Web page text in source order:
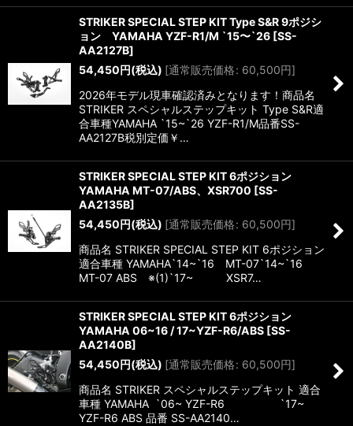
STRIKER SPECIAL STEP KIT Type S&R 9ポジシ
ョン YAMAHA YZF-R1/M `15〜`26 [SS-
AA2127B]
54,450 円(税込) [通常販売価格: 60,500円]
2026年モデル現車確認済みとなります！商品名
STRIKER スペシャルステップキット Type S&R適
合車種YAMAHA `15~`26 YZF-R1/M品番SS-
AA2127B税別定価￥…
STRIKER SPECIAL STEP KIT 6ポジション
YAMAHA MT-07/ABS、XSR700 [SS-
AA2135B]
54,450 円(税込) [通常販売価格: 60,500円]
商品名 STRIKER SPECIAL STEP KIT 6ポジション
適合車種 YAMAHA`14~`16 MT-07`14~`16
MT-07 ABS ※(1)`17~ XSR7…
STRIKER SPECIAL STEP KIT 6ポジション
YAMAHA 06~16 / 17~YZF-R6/ABS [SS-
AA2140B]
54,450 円(税込) [通常販売価格: 60,500円]
商品名 STRIKER スペシャルステップキット 適合
車種 YAMAHA `06~ YZF-R6 `17~
YZF-R6 ABS 品番 SS-AA2140…